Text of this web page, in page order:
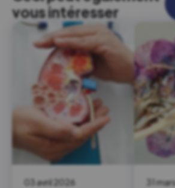
vous intéresser
03 avril 2026 31